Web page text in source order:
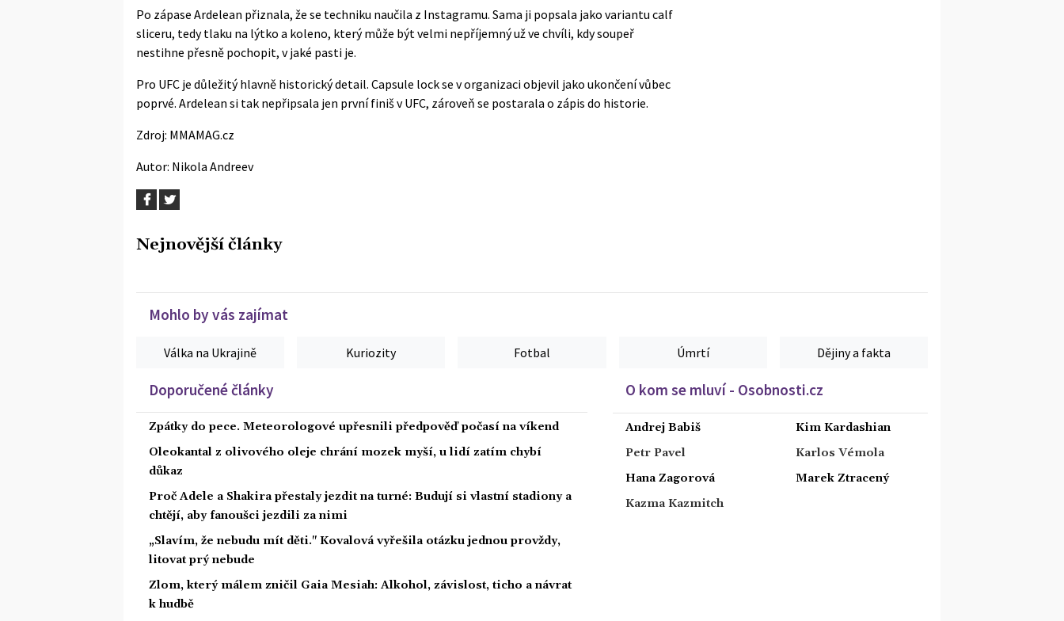
Po zápase Ardelean přiznala, že se techniku naučila z Instagramu. Sama ji popsala jako variantu calf
sliceru, tedy tlaku na lýtko a koleno, který může být velmi nepříjemný už ve chvíli, kdy soupeř
nestihne přesně pochopit, v jaké pasti je.
Pro UFC je důležitý hlavně historický detail. Capsule lock se v organizaci objevil jako ukončení vůbec
poprvé. Ardelean si tak nepřipsala jen první finiš v UFC, zároveň se postarala o zápis do historie.
Zdroj: MMAMAG.cz
Autor: Nikola Andreev
Nejnovější články
Mohlo by vás zajímat
Válka na Ukrajině Kuriozity Fotbal Úmrtí Dějiny a fakta
Doporučené články
Zpátky do pece. Meteorologové upřesnili předpověď počasí na víkend
Oleokantal z olivového oleje chrání mozek myší, u lidí zatím chybí
důkaz
Proč Adele a Shakira přestaly jezdit na turné: Budují si vlastní stadiony a
chtějí, aby fanoušci jezdili za nimi
„Slavím, že nebudu mít děti." Kovalová vyřešila otázku jednou provždy,
litovat prý nebude
Zlom, který málem zničil Gaia Mesiah: Alkohol, závislost, ticho a návrat
k hudbě
O kom se mluví - Osobnosti.cz
Andrej Babiš
Petr Pavel
Hana Zagorová
Kazma Kazmitch
Kim Kardashian
Karlos Vémola
Marek Ztracený